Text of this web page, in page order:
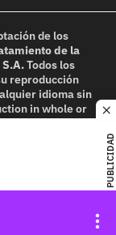
PUBLICIDAD
de los
de la
S.A.Todos los
reproducción
idioma sin
in whole or
is